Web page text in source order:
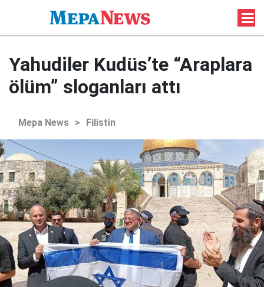
Yahudiler Kudüs’te “Araplara
ölüm” sloganları attı
Mepa News > Filistin